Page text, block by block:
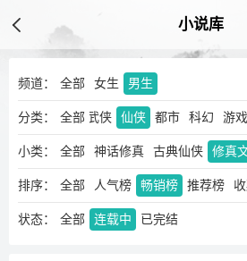
小说库
频道： 全部 女生 男生
分类： 全部
玄幻 奇幻 武侠 仙侠 都市 科幻 游戏
小类： 全部 神话修真 古典仙侠 修真
排序： 全部 人气榜 畅销榜 推荐榜
状态： 全部 连载中 已完结